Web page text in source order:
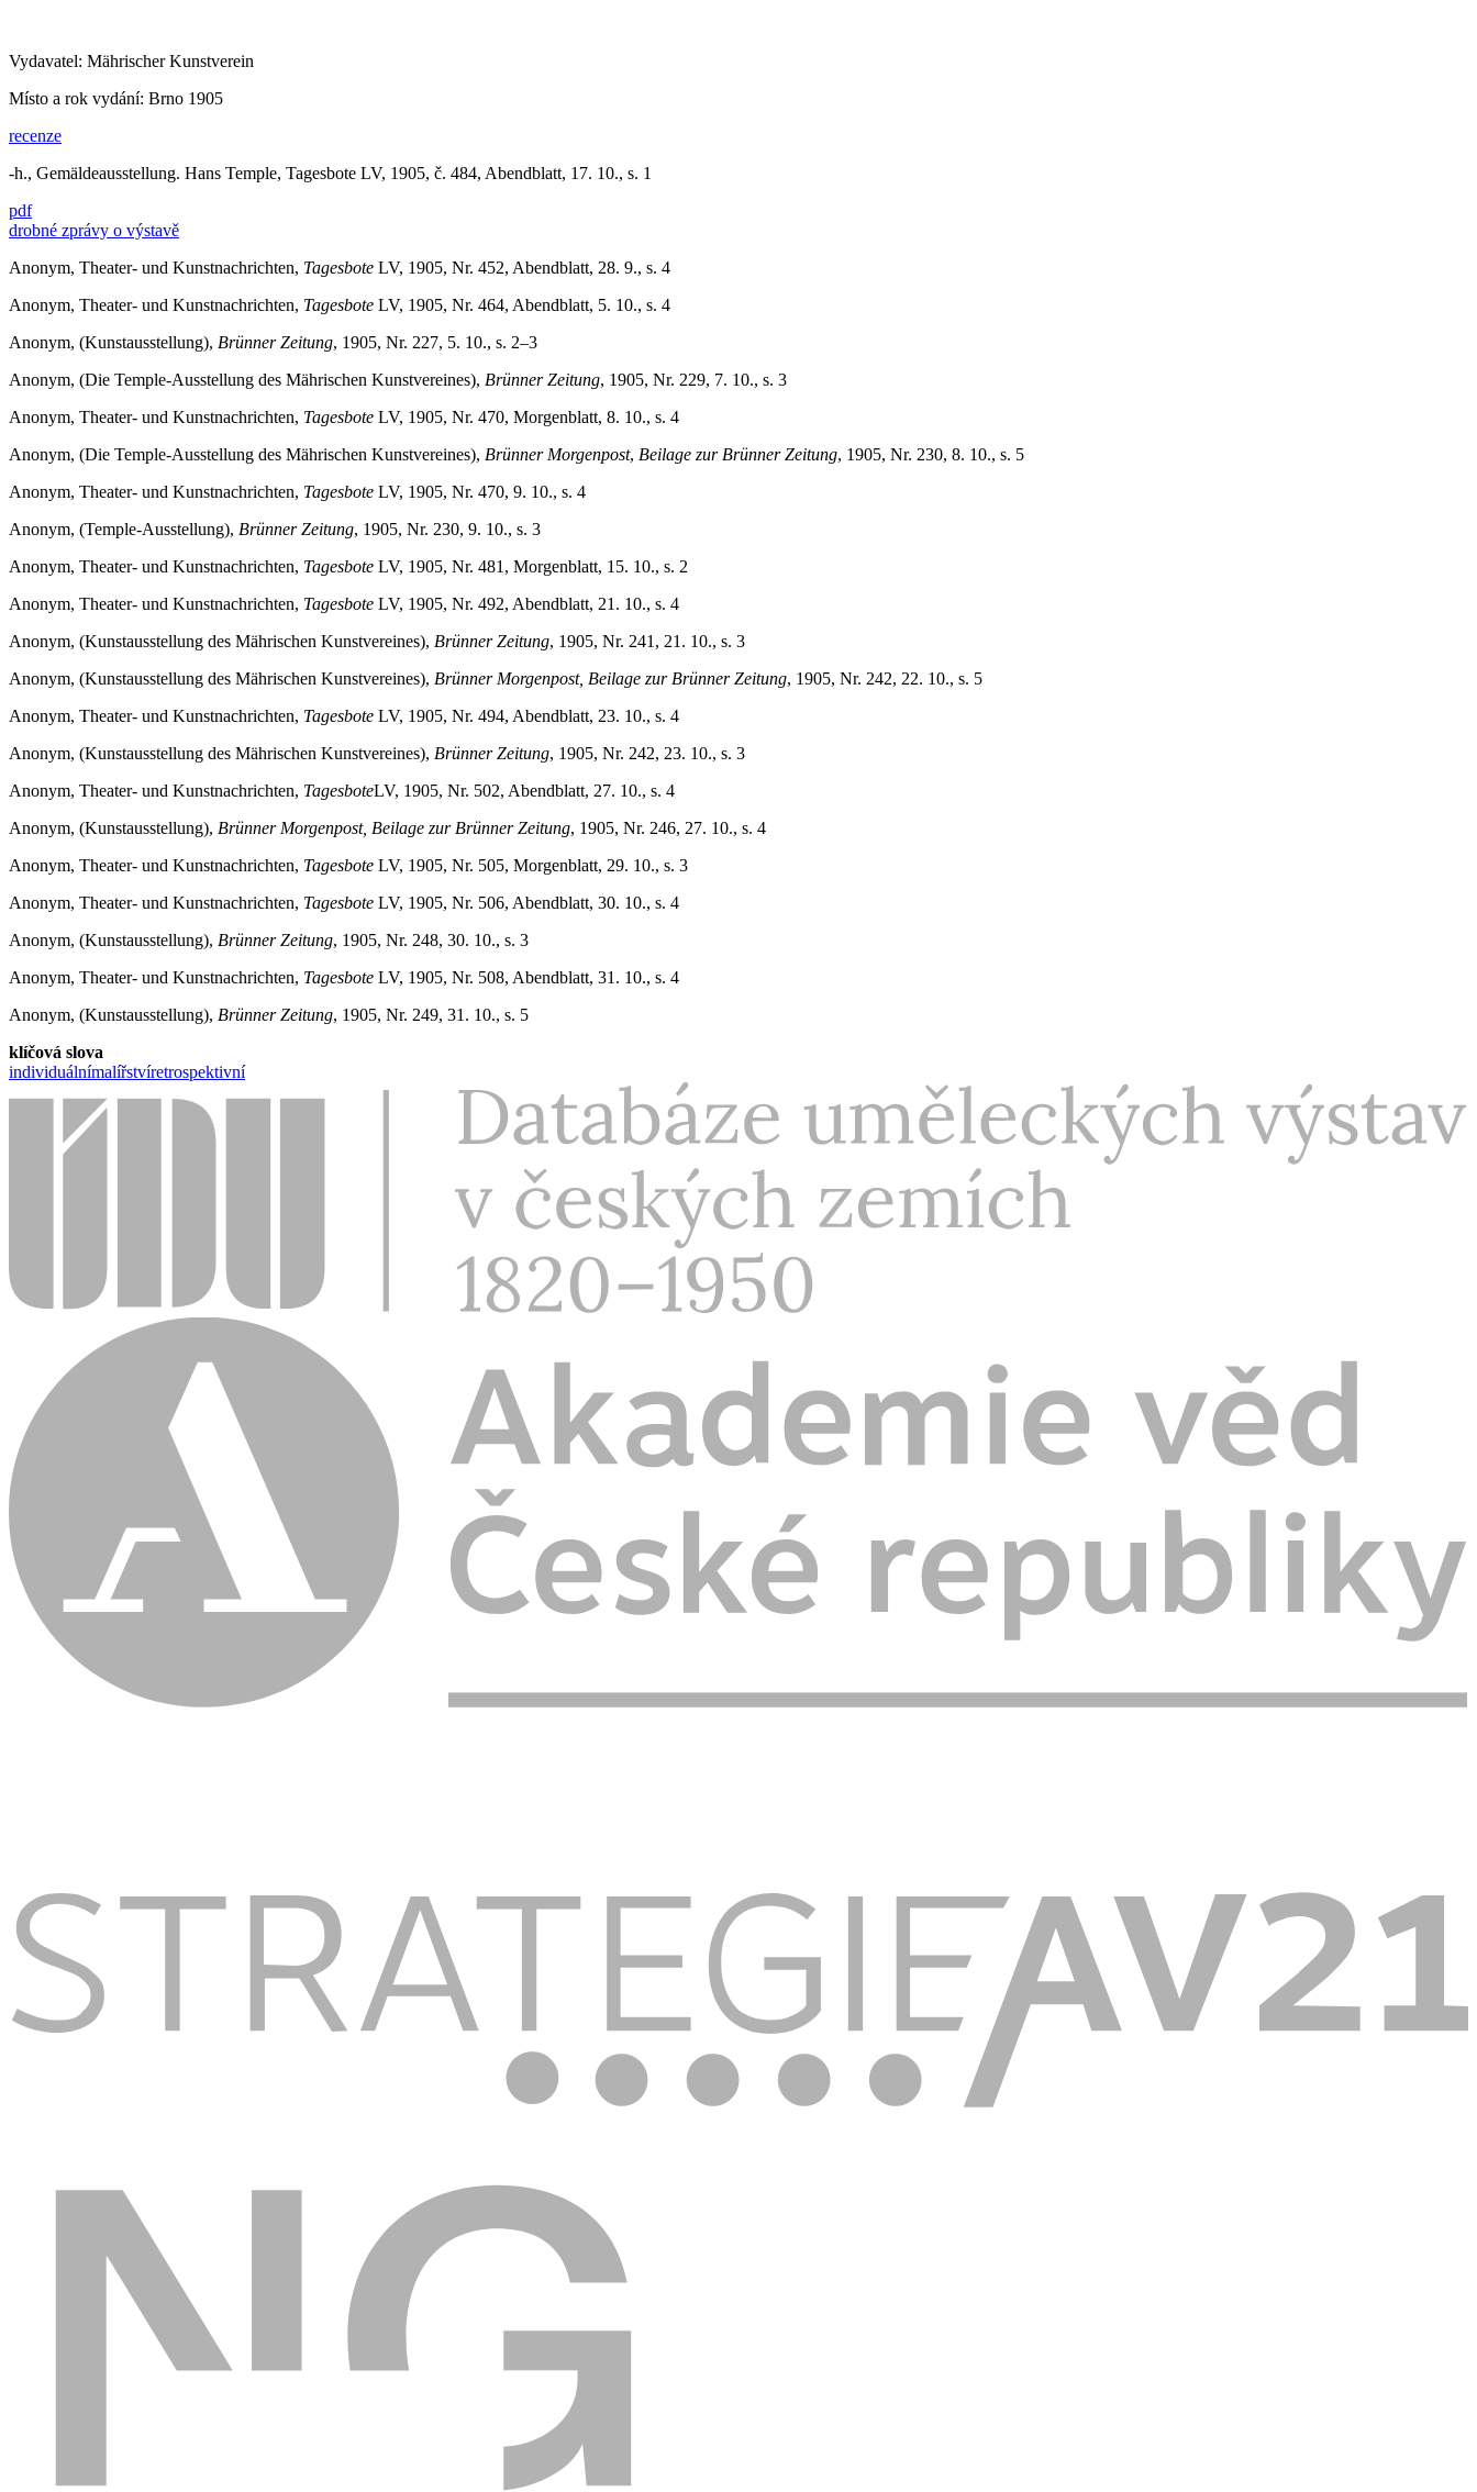
Vydavatel: Mährischer Kunstverein
Místo a rok vydání: Brno 1905
recenze
-h., Gemäldeausstellung. Hans Temple, Tagesbote LV, 1905, č. 484, Abendblatt, 17. 10., s. 1
pdf
drobné zprávy o výstavě
Anonym, Theater- und Kunstnachrichten, Tagesbote LV, 1905, Nr. 452, Abendblatt, 28. 9., s. 4
Anonym, Theater- und Kunstnachrichten, Tagesbote LV, 1905, Nr. 464, Abendblatt, 5. 10., s. 4
Anonym, (Kunstausstellung), Brünner Zeitung, 1905, Nr. 227, 5. 10., s. 2–3
Anonym, (Die Temple-Ausstellung des Mährischen Kunstvereines), Brünner Zeitung, 1905, Nr. 229, 7. 10., s. 3
Anonym, Theater- und Kunstnachrichten, Tagesbote LV, 1905, Nr. 470, Morgenblatt, 8. 10., s. 4
Anonym, (Die Temple-Ausstellung des Mährischen Kunstvereines), Brünner Morgenpost, Beilage zur Brünner Zeitung, 1905, Nr. 230, 8. 10., s. 5
Anonym, Theater- und Kunstnachrichten, Tagesbote LV, 1905, Nr. 470, 9. 10., s. 4
Anonym, (Temple-Ausstellung), Brünner Zeitung, 1905, Nr. 230, 9. 10., s. 3
Anonym, Theater- und Kunstnachrichten, Tagesbote LV, 1905, Nr. 481, Morgenblatt, 15. 10., s. 2
Anonym, Theater- und Kunstnachrichten, Tagesbote LV, 1905, Nr. 492, Abendblatt, 21. 10., s. 4
Anonym, (Kunstausstellung des Mährischen Kunstvereines), Brünner Zeitung, 1905, Nr. 241, 21. 10., s. 3
Anonym, (Kunstausstellung des Mährischen Kunstvereines), Brünner Morgenpost, Beilage zur Brünner Zeitung, 1905, Nr. 242, 22. 10., s. 5
Anonym, Theater- und Kunstnachrichten, Tagesbote LV, 1905, Nr. 494, Abendblatt, 23. 10., s. 4
Anonym, (Kunstausstellung des Mährischen Kunstvereines), Brünner Zeitung, 1905, Nr. 242, 23. 10., s. 3
Anonym, Theater- und Kunstnachrichten, TagesboteLV, 1905, Nr. 502, Abendblatt, 27. 10., s. 4
Anonym, (Kunstausstellung), Brünner Morgenpost, Beilage zur Brünner Zeitung, 1905, Nr. 246, 27. 10., s. 4
Anonym, Theater- und Kunstnachrichten, Tagesbote LV, 1905, Nr. 505, Morgenblatt, 29. 10., s. 3
Anonym, Theater- und Kunstnachrichten, Tagesbote LV, 1905, Nr. 506, Abendblatt, 30. 10., s. 4
Anonym, (Kunstausstellung), Brünner Zeitung, 1905, Nr. 248, 30. 10., s. 3
Anonym, Theater- und Kunstnachrichten, Tagesbote LV, 1905, Nr. 508, Abendblatt, 31. 10., s. 4
Anonym, (Kunstausstellung), Brünner Zeitung, 1905, Nr. 249, 31. 10., s. 5
klíčová slova
individuálnímalířstvíretrospektivní